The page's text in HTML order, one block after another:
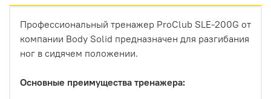
Профессиональный тренажер ProClub SLE-200G от
компании Body Solid предназначен для разгибания
ног в сидячем положении.
Основные преимущества тренажера: